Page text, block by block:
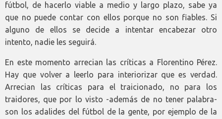
fútbol, de hacerlo viable a medio y largo plazo, sabe ya
que no puede contar con ellos porque no son fiables. Si
alguno de ellos se decide a intentar encabezar otro
intento, nadie les seguirá.
En este momento arrecian las críticas a Florentino Pérez.
Hay que volver a leerlo para interiorizar que es verdad.
Arrecian las críticas para el traicionado, no para los
traidores, que por lo visto -además de no tener palabra-
son los adalides del fútbol de la gente, por ejemplo de la